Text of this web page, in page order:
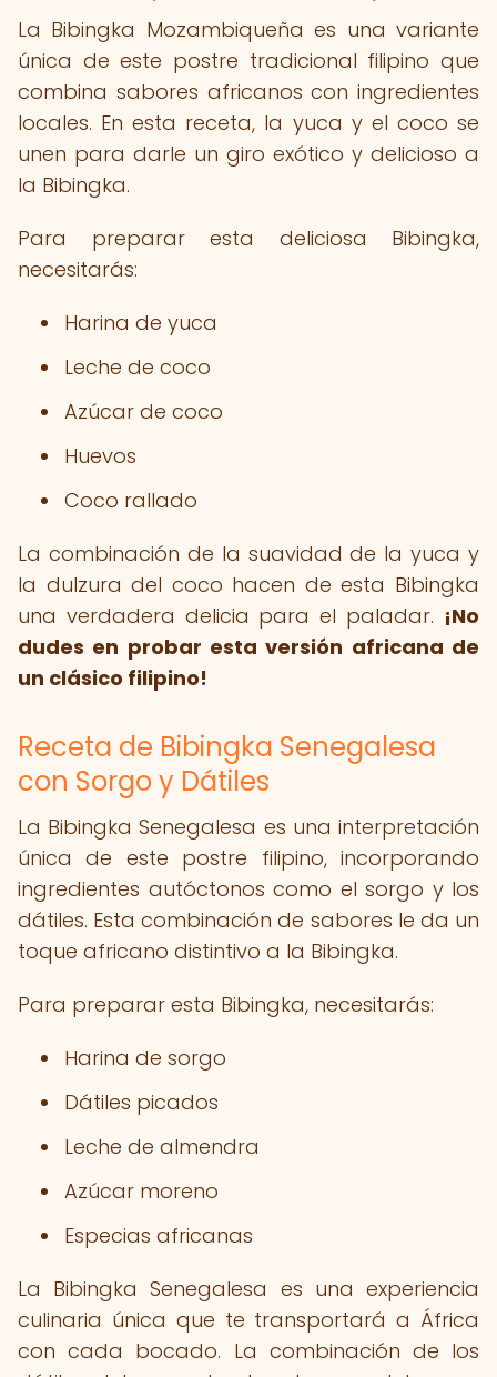
La Bibingka Mozambiqueña es una variante
única de este postre tradicional filipino que
combina sabores africanos con ingredientes
locales. En esta receta, la yuca y el coco se
unen para darle un giro exótico y delicioso a
la Bibingka.
Para preparar esta deliciosa Bibingka,
necesitarás:
Harina de yuca
Leche de coco
Azúcar de coco
Huevos
Coco rallado
La combinación de la suavidad de la yuca y
la dulzura del coco hacen de esta Bibingka
una verdadera delicia para el paladar. ¡No
dudes en probar esta versión africana de
un clásico filipino!
Receta de Bibingka Senegalesa
con Sorgo y Dátiles
La Bibingka Senegalesa es una interpretación
única de este postre filipino, incorporando
ingredientes autóctonos como el sorgo y los
dátiles. Esta combinación de sabores le da un
toque africano distintivo a la Bibingka.
Para preparar esta Bibingka, necesitarás:
Harina de sorgo
Dátiles picados
Leche de almendra
Azúcar moreno
Especias africanas
La Bibingka Senegalesa es una experiencia
culinaria única que te transportará a África
con cada bocado. La combinación de los